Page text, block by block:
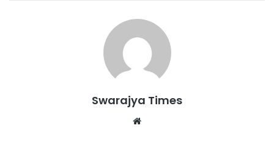
Swarajya Times